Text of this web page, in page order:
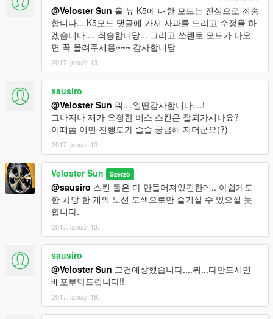
@Veloster Sun 올 뉴 K5에 대한 모드는 진심으로 죄송
합니다... K5모드 댓글에 가서 사과를 드리고 수정을 하
겠습니다.... 죄송합니당... 그리고 쏘렌토 모드가 나오
면 꼭 올려주세용~~~ 감사합니당
2017. január 13.
sausiro
@Veloster Sun 뭐....일딴감사합니다....!
그나저나 제가 요청한 버스 스킨은 잘되가시나요?
이때쯤 이면 진행도가 슬슬 궁금해 지더군요(?)
2017. január 13.
Veloster Sun Szerző
@sausiro 스킨 툴은 다 만들어져있긴한데.. 아쉽게도
한 차당 한 개의 노선 도색으로만 즐기실 수 있으실 듯
합니다.
2017. január 13.
sausiro
@Veloster Sun 그건예상했습니다....뭐...다만드시면
배포부탁드립니다!!
2017. január 18.